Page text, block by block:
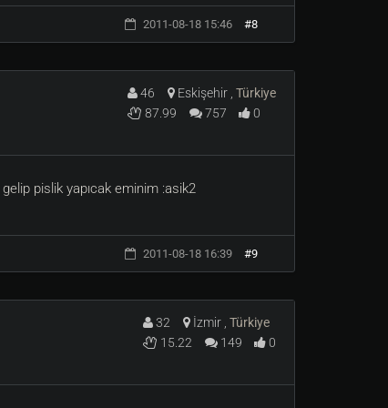
2011-08-18 15:46 #8
46 Eskişehir , Türkiye
87.99
757 0
pislik yapıcak eminim :asik2
2011-08-18 16:39 #9
32 İzmir , Türkiye
15.22
149 0